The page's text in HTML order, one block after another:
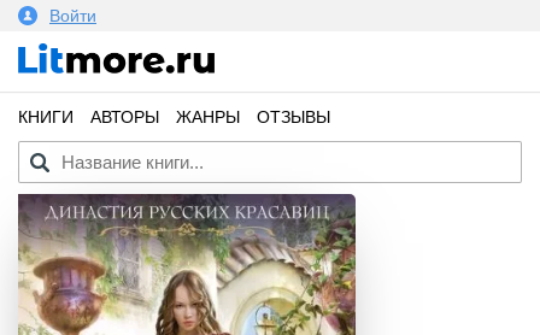
Войти
КНИГИ АВТОРЫ ЖАНРЫ ОТЗЫВЫ